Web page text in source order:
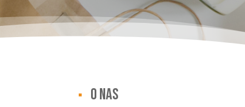
o nas